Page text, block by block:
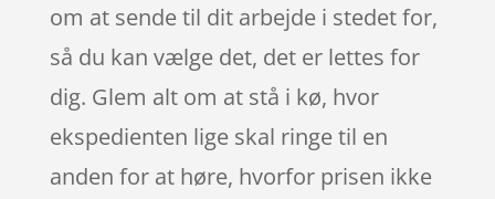
om at sende til dit arbejde i stedet for,
så du kan vælge det, det er lettes for
dig. Glem alt om at stå i kø, hvor
ekspedienten lige skal ringe til en
anden for at høre, hvorfor prisen ikke